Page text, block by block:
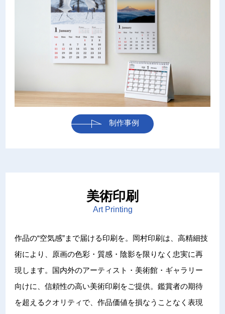
制作事例
美術印刷
Art Printing
作品の“空気感”まで届ける印刷を。岡村印刷は、高精細技
術により、原画の色彩・質感・陰影を限りなく忠実に再
現します。国内外のアーティスト・美術館・ギャラリー
向けに、信頼性の高い美術印刷をご提供。鑑賞者の期待
を超えるクオリティで、作品価値を損なうことなく表現